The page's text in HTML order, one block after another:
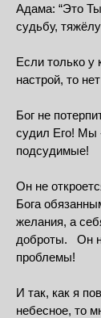
Адама: “Это
судьбу,
Если только у
настрой, то
Бог не
судил Его! Мы
подсудимые!
Он не
Бога
желания, а
доброты. Он
проблемы!
И так, как я
небесное, то